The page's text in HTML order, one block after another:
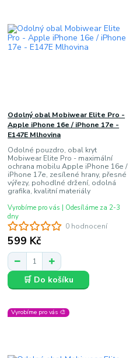
0 hodnocení
Odolný obal Mobiwear Elite Pro -
Apple iPhone 16e / iPhone 17e -
E147E Mlhovina
Odolné pouzdro, obal kryt
Mobiwear Elite Pro - maximální
ochrana mobilu Apple iPhone 16e /
iPhone 17e, zesílené hrany, přesné
výřezy, pohodlné držení, odolná
grafika, kvalitní materiály
599 Kč
Vyrobíme pro vás | Odesíláme za 2-3
dny
🛒 Do košíku
Vyrobíme pro vás 🎨